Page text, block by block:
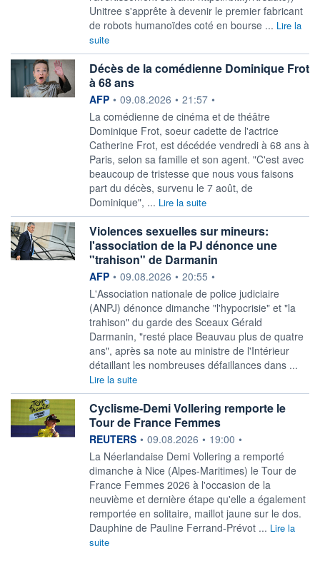
Unitree s'apprête à devenir le premier fabricant
de robots humanoïdes coté en bourse ... Lire la
suite
Décès de la comédienne Dominique Frot
à 68 ans
information fournie par
AFP • 09.08.2026 • 21:57 •
La comédienne de cinéma et de théâtre
Dominique Frot, soeur cadette de l'actrice
Catherine Frot, est décédée vendredi à 68 ans à
Paris, selon sa famille et son agent. "C'est avec
beaucoup de tristesse que nous vous faisons
part du décès, survenu le 7 août, de
Dominique", ... Lire la suite
Violences sexuelles sur mineurs:
l'association de la PJ dénonce une
"trahison" de Darmanin
information fournie par
AFP • 09.08.2026 • 20:55 •
L'Association nationale de police judiciaire
(ANPJ) dénonce dimanche "l'hypocrisie" et "la
trahison" du garde des Sceaux Gérald
Darmanin, "resté place Beauvau plus de quatre
ans", après sa note au ministre de l'Intérieur
détaillant les nombreuses défaillances dans ...
Lire la suite
Cyclisme-Demi Vollering remporte le
Tour de France Femmes
information fournie par
REUTERS • 09.08.2026 • 19:00 •
‌La Néerlandaise Demi Vollering ​a remporté
dimanche à Nice (Alpes-Maritimes) le Tour de
France Femmes ​2026 à l'occasion de la ​
neuvième et dernière ⁠étape qu'elle a également
remportée ‌en solitaire, maillot jaune sur le dos.
Dauphine de ​Pauline ‌Ferrand-Prévot ... Lire la
suite